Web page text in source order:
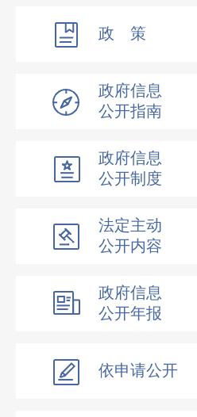
政 策
政府信息
公开指南
政府信息
公开制度
法定主动
公开内容
政府信息
公开年报
依申请公开